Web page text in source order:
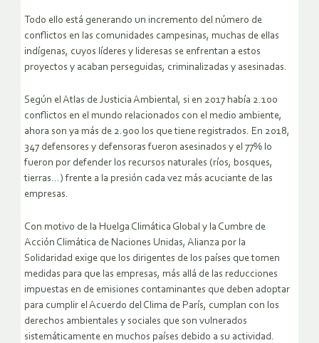
Todo ello está generando un incremento del número de
conflictos en las comunidades campesinas, muchas de ellas
indígenas, cuyos líderes y lideresas se enfrentan a estos
proyectos y acaban perseguidas, criminalizadas y asesinadas.
Según el Atlas de Justicia Ambiental, si en 2017 había 2.100
conflictos en el mundo relacionados con el medio ambiente,
ahora son ya más de 2.900 los que tiene registrados. En 2018,
347 defensores y defensoras fueron asesinados y el 77% lo
fueron por defender los recursos naturales (ríos, bosques,
tierras…) frente a la presión cada vez más acuciante de las
empresas.
Con motivo de la Huelga Climática Global y la Cumbre de
Acción Climática de Naciones Unidas, Alianza por la
Solidaridad exige que los dirigentes de los países que tomen
medidas para que las empresas, más allá de las reducciones
impuestas en de emisiones contaminantes que deben adoptar
para cumplir el Acuerdo del Clima de París, cumplan con los
derechos ambientales y sociales que son vulnerados
sistemáticamente en muchos países debido a su actividad.